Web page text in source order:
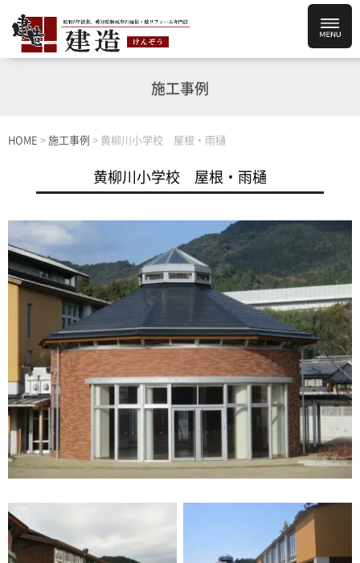
施工事例
HOME > 施工事例 > 黄柳川小学校 屋根・雨樋
黄柳川小学校 屋根・雨樋